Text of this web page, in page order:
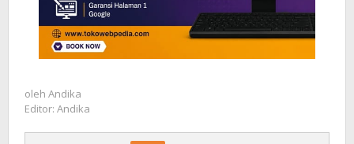
oleh Andika
Editor: Andika